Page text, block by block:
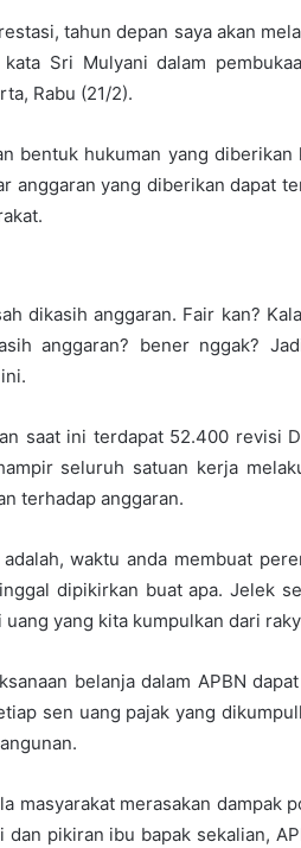
tahun depan saya akan
Sri Mulyani dalam
Rabu (21/2).
bentuk hukuman yang
anggaran yang diberikan dapat
dikasih anggaran. Fair kan?
anggaran? bener nggak?
saat ini terdapat 52.400 revisi
seluruh satuan kerja
terhadap anggaran.
waktu anda membuat
dipikirkan buat apa. Jelek
yang kita kumpulkan dari
belanja dalam APBN
sen uang pajak yang
masyarakat merasakan dampak
dan pikiran ibu bapak sekalian,